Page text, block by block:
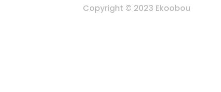
Copyright © 2023 Ekoobou